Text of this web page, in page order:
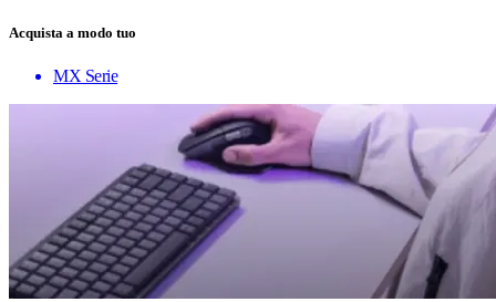
Acquista a modo tuo
MX Serie